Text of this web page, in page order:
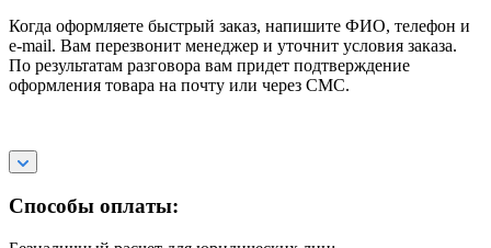
Когда оформляете быстрый заказ, напишите ФИО, телефон и
e-mail. Вам перезвонит менеджер и уточнит условия заказа.
По результатам разговора вам придет подтверждение
оформления товара на почту или через СМС.
Способы оплаты: